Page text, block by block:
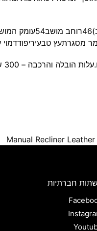
Manual Recliner
חברתיות